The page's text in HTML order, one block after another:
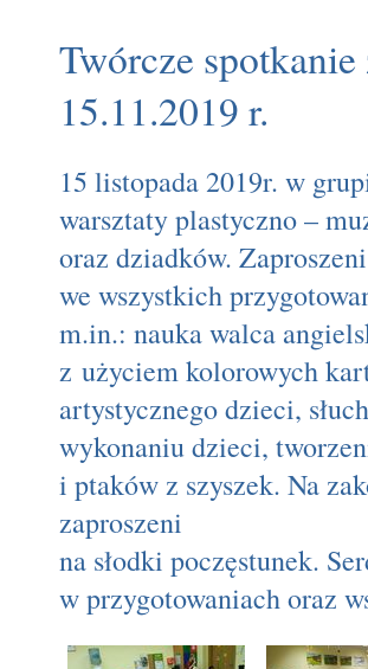
Twórcze
15.11.2019 r.
15 listopada 2019r. w
warsztaty plastyczno –
oraz dziadków.
we wszystkich
m.in.: nauka walca
z użyciem kolorowych
artystycznego dzieci,
wykonaniu dzieci,
i ptaków z szyszek. Na
zaproszeni
na słodki poczęstunek.
w przygotowaniach oraz